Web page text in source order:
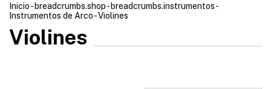
Inicio- breadcrumbs.shop- breadcrumbs.instrumentos-
Instrumentos de Arco-Violines
Violines